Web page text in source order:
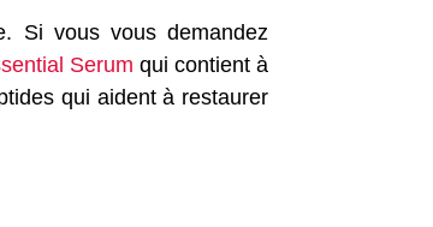
Si vous vous demandez
Serum qui contient à
qui aident à restaurer